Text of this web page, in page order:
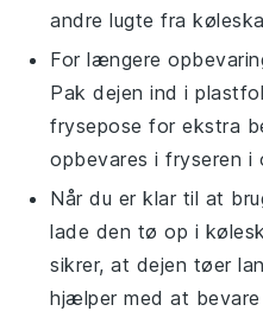
andre lugte fra
For længere
Pak dejen ind i
frysepose for ekstra
opbevares i fryseren i
Når du er klar til at
lade den tø op i
sikrer, at dejen tøer
hjælper med at